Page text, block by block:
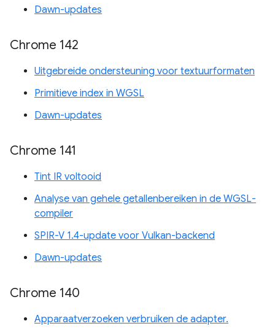
Dawn-updates
Chrome 142
Uitgebreide ondersteuning voor textuurformaten
Primitieve index in WGSL
Dawn-updates
Chrome 141
Tint IR voltooid
Analyse van gehele getallenbereiken in de WGSL-
compiler
SPIR-V 1.4-update voor Vulkan-backend
Dawn-updates
Chrome 140
Apparaatverzoeken verbruiken de adapter.